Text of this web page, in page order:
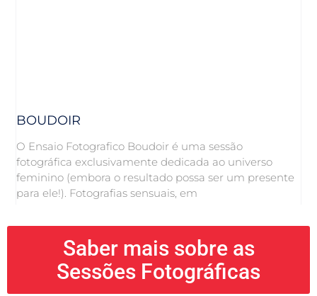
BOUDOIR
O Ensaio Fotografico Boudoir é uma sessão
fotográfica exclusivamente dedicada ao universo
feminino (embora o resultado possa ser um presente
para ele!). Fotografias sensuais, em
Saber mais sobre as
Sessões Fotográficas